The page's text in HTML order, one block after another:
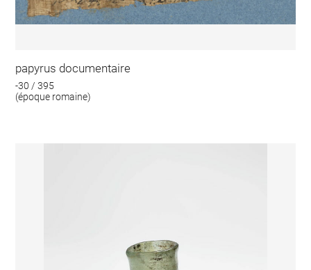
papyrus documentaire
-30 / 395
(époque romaine)